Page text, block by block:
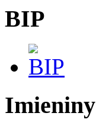
BIP
Imieniny